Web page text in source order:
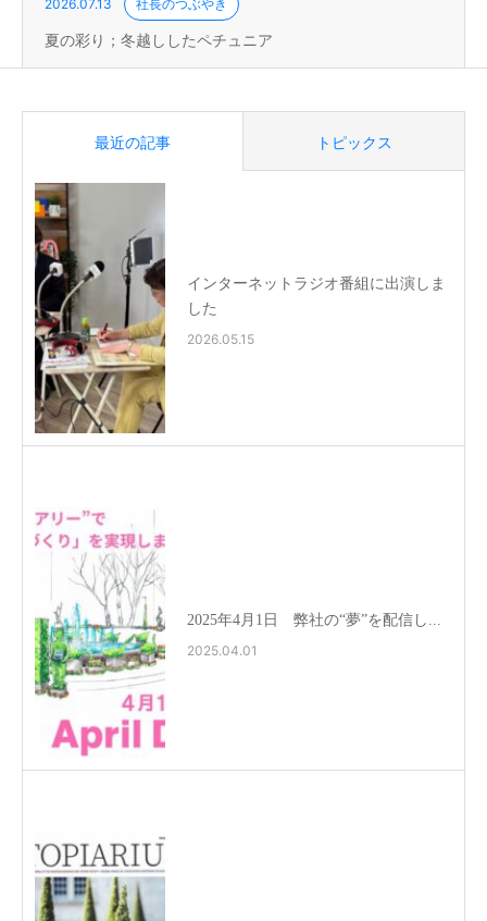
2026.07.13 社長のつぶやき
夏の彩り；冬越ししたペチュニア
最近の記事 トピックス
インターネットラジオ番組に出演しま
した
2026.05.15
2025年4月1日 弊社の“夢”を配信し...
2025.04.01